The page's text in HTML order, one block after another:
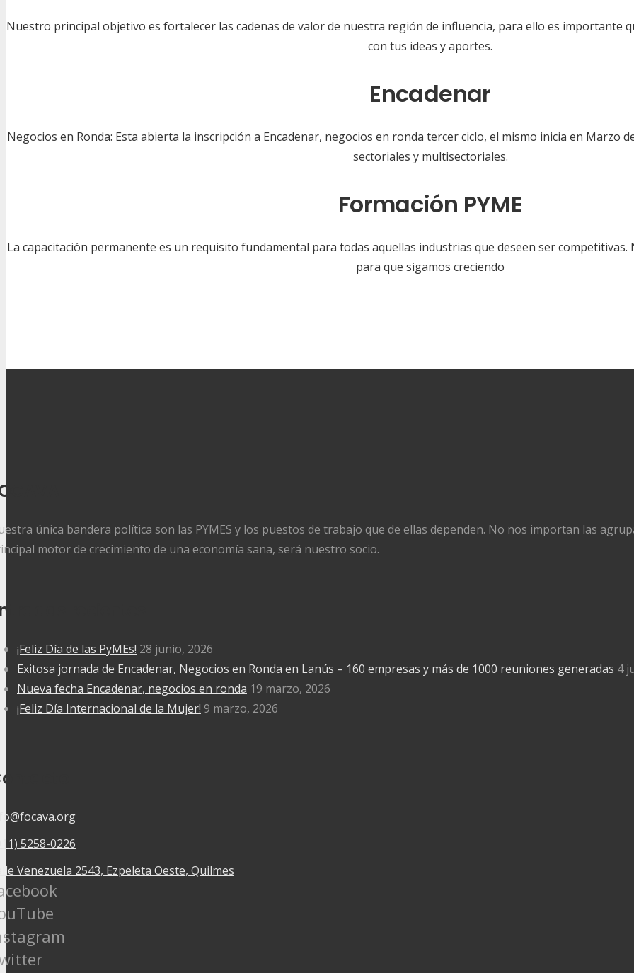
Nuestro principal objetivo es fortalecer las cadenas de valor de nuestra región de influencia, para ello es importante
con tus ideas y aportes.
Encadenar
Negocios en Ronda: Esta abierta la inscripción a Encadenar, negocios en ronda tercer ciclo, el mismo inicia en Marzo
sectoriales y multisectoriales.
Formación PYME
La capacitación permanente es un requisito fundamental para todas aquellas industrias que deseen ser
para que sigamos creciendo
única bandera política son las PYMES y los puestos de trabajo que de ellas dependen. No nos importan las
motor de crecimiento de una economía sana, será nuestro socio.
recientes
¡Feliz Día de las PyMEs! 28 junio, 2026
Exitosa jornada de Encadenar, Negocios en Ronda en Lanús – 160 empresas y más de 1000 reuniones generadas 4
Nueva fecha Encadenar, negocios en ronda 19 marzo, 2026
¡Feliz Día Internacional de la Mujer! 9 marzo, 2026
5258-0226
Venezuela 2543, Ezpeleta Oeste, Quilmes